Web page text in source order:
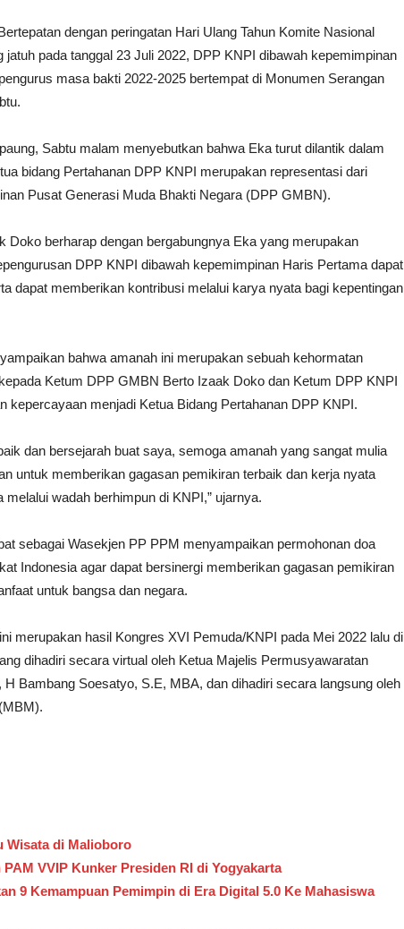
dengan peringatan Hari Ulang Tahun Komite Nasional
pada tanggal 23 Juli 2022, DPP KNPI dibawah kepemimpinan
masa bakti 2022-2025 bertempat di Monumen Serangan
Sabtu malam menyebutkan bahwa Eka turut dilantik dalam
bidang Pertahanan DPP KNPI merupakan representasi dari
Pusat Generasi Muda Bhakti Negara (DPP GMBN).
berharap dengan bergabungnya Eka yang merupakan
DPP KNPI dibawah kepemimpinan Haris Pertama dapat
dapat memberikan kontribusi melalui karya nyata bagi kepentingan
bahwa amanah ini merupakan sebuah kehormatan
Ketum DPP GMBN Berto Izaak Doko dan Ketum DPP KNPI
kepercayaan menjadi Ketua Bidang Pertahanan DPP KNPI.
dan bersejarah buat saya, semoga amanah yang sangat mulia
untuk memberikan gagasan pemikiran terbaik dan kerja nyata
wadah berhimpun di KNPI,” ujarnya.
sebagai Wasekjen PP PPM menyampaikan permohonan doa
Indonesia agar dapat bersinergi memberikan gagasan pemikiran
untuk bangsa dan negara.
merupakan hasil Kongres XVI Pemuda/KNPI pada Mei 2022 lalu di
dihadiri secara virtual oleh Ketua Majelis Permusyawaratan
Bambang Soesatyo, S.E, MBA, dan dihadiri secara langsung oleh
Wisata di Malioboro
VVIP Kunker Presiden RI di Yogyakarta
9 Kemampuan Pemimpin di Era Digital 5.0 Ke Mahasiswa